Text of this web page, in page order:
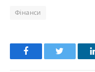
Фінанси
Facebook